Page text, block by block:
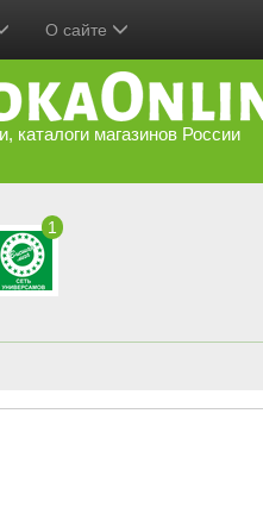
О сайте
каталоги магазинов России
1